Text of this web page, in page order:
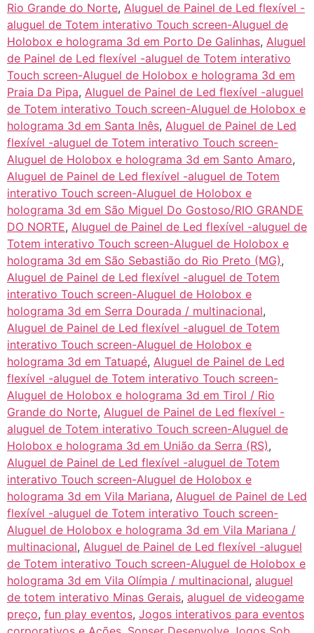
Rio Grande do Norte, Aluguel de Painel de Led flexível -
aluguel de Totem interativo Touch screen-Aluguel de
Holobox e holograma 3d em Porto De Galinhas, Aluguel
de Painel de Led flexível -aluguel de Totem interativo
Touch screen-Aluguel de Holobox e holograma 3d em
Praia Da Pipa, Aluguel de Painel de Led flexível -aluguel
de Totem interativo Touch screen-Aluguel de Holobox e
holograma 3d em Santa Inês, Aluguel de Painel de Led
flexível -aluguel de Totem interativo Touch screen-
Aluguel de Holobox e holograma 3d em Santo Amaro,
Aluguel de Painel de Led flexível -aluguel de Totem
interativo Touch screen-Aluguel de Holobox e
holograma 3d em São Miguel Do Gostoso/RIO GRANDE
DO NORTE, Aluguel de Painel de Led flexível -aluguel de
Totem interativo Touch screen-Aluguel de Holobox e
holograma 3d em São Sebastião do Rio Preto (MG),
Aluguel de Painel de Led flexível -aluguel de Totem
interativo Touch screen-Aluguel de Holobox e
holograma 3d em Serra Dourada / multinacional,
Aluguel de Painel de Led flexível -aluguel de Totem
interativo Touch screen-Aluguel de Holobox e
holograma 3d em Tatuapé, Aluguel de Painel de Led
flexível -aluguel de Totem interativo Touch screen-
Aluguel de Holobox e holograma 3d em Tirol / Rio
Grande do Norte, Aluguel de Painel de Led flexível -
aluguel de Totem interativo Touch screen-Aluguel de
Holobox e holograma 3d em União da Serra (RS),
Aluguel de Painel de Led flexível -aluguel de Totem
interativo Touch screen-Aluguel de Holobox e
holograma 3d em Vila Mariana, Aluguel de Painel de Led
flexível -aluguel de Totem interativo Touch screen-
Aluguel de Holobox e holograma 3d em Vila Mariana /
multinacional, Aluguel de Painel de Led flexível -aluguel
de Totem interativo Touch screen-Aluguel de Holobox e
holograma 3d em Vila Olímpia / multinacional, aluguel
de totem interativo Minas Gerais, aluguel de videogame
preço, fun play eventos, Jogos interativos para eventos